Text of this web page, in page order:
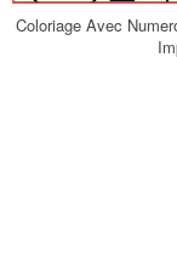
Coloriage Avec